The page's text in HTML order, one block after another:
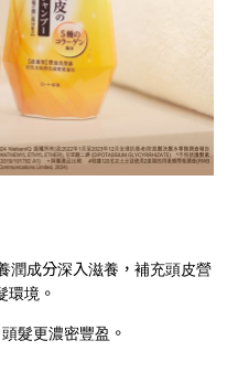
潤成分深入滋養，補充頭皮營
環境。
髮更濃密豐盈。